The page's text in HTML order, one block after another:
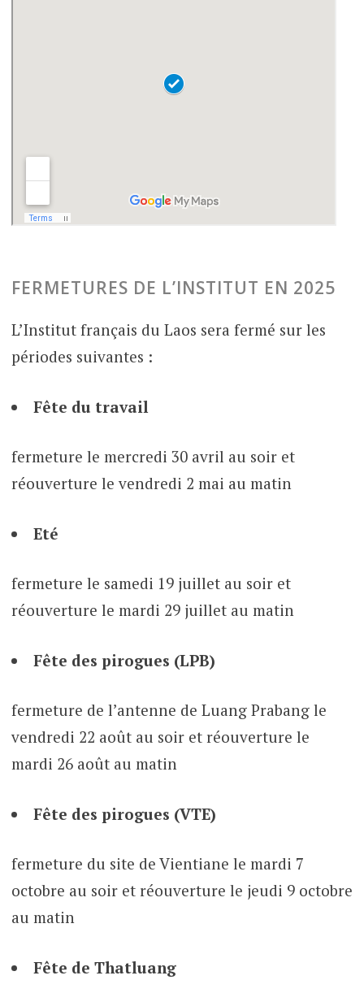
FERMETURES DE L’INSTITUT EN 2025
L’Institut français du Laos sera fermé sur les
périodes suivantes :
Fête du travail
fermeture le mercredi 30 avril au soir et
réouverture le vendredi 2 mai au matin
Eté
fermeture le samedi 19 juillet au soir et
réouverture le mardi 29 juillet au matin
Fête des pirogues (LPB)
fermeture de l’antenne de Luang Prabang le
vendredi 22 août au soir et réouverture le
mardi 26 août au matin
Fête des pirogues (VTE)
fermeture du site de Vientiane le mardi 7
octobre au soir et réouverture le jeudi 9 octobre
au matin
Fête de Thatluang